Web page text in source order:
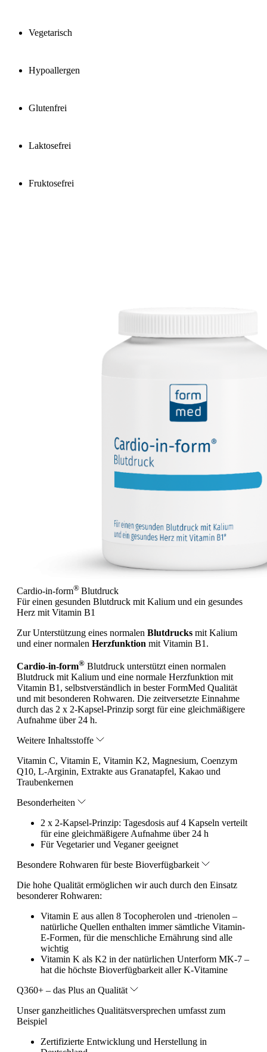
Vegetarisch
Hypoallergen
Glutenfrei
Laktosefrei
Fruktosefrei
Cardio-in-form® Blutdruck
Für einen gesunden Blutdruck mit Kalium und ein gesundes
Herz mit Vitamin B1
Zur Unterstützung eines normalen Blutdrucks mit Kalium
und einer normalen Herzfunktion mit Vitamin B1.
Cardio-in-form® Blutdruck unterstützt einen normalen
Blutdruck mit Kalium und eine normale Herzfunktion mit
Vitamin B1, selbstverständlich in bester FormMed Qualität
und mit besonderen Rohwaren. Die zeitversetzte Einnahme
durch das 2 x 2-Kapsel-Prinzip sorgt für eine gleichmäßigere
Aufnahme über 24 h.
Weitere Inhaltsstoffe
Vitamin C, Vitamin E, Vitamin K2, Magnesium, Coenzym
Q10, L-Arginin, Extrakte aus Granatapfel, Kakao und
Traubenkernen
Besonderheiten
2 x 2-Kapsel-Prinzip: Tagesdosis auf 4 Kapseln verteilt
für eine gleichmäßigere Aufnahme über 24 h
Für Vegetarier und Veganer geeignet
Besondere Rohwaren für beste Bioverfügbarkeit
Die hohe Qualität ermöglichen wir auch durch den Einsatz
besonderer Rohwaren:
Vitamin E aus allen 8 Tocopherolen und -trienolen –
natürliche Quellen enthalten immer sämtliche Vitamin-
E-Formen, für die menschliche Ernährung sind alle
wichtig
Vitamin K als K2 in der natürlichen Unterform MK-7 –
hat die höchste Bioverfügbarkeit aller K-Vitamine
Q360+ – das Plus an Qualität
Unser ganzheitliches Qualitätsversprechen umfasst zum
Beispiel
Zertifizierte Entwicklung und Herstellung in